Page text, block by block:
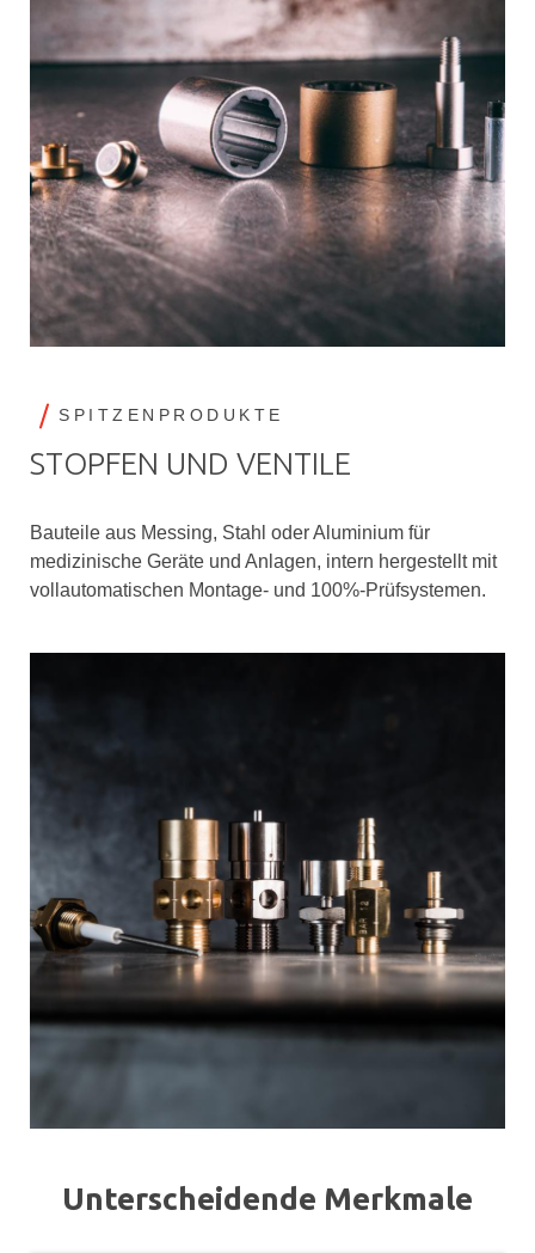
SPITZENPRODUKTE
STOPFEN UND VENTILE
Bauteile aus Messing, Stahl oder Aluminium für
medizinische Geräte und Anlagen, intern hergestellt mit
vollautomatischen Montage- und 100%-Prüfsystemen.
Unterscheidende Merkmale